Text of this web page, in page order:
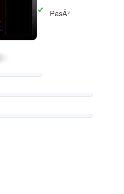
PasÃ³